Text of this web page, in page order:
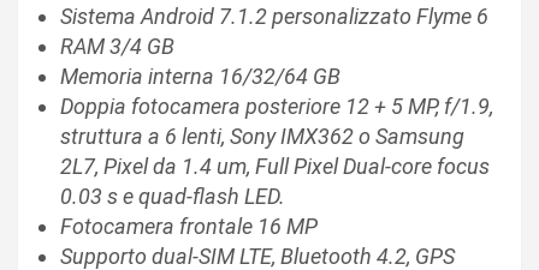
Sistema Android 7.1.2 personalizzato Flyme 6
RAM 3/4 GB
Memoria interna 16/32/64 GB
Doppia fotocamera posteriore 12 + 5 MP, f/1.9,
struttura a 6 lenti, Sony IMX362 o Samsung
2L7, Pixel da 1.4 um, Full Pixel Dual-core focus
0.03 s e quad-flash LED.
Fotocamera frontale 16 MP
Supporto dual-SIM LTE, Bluetooth 4.2, GPS